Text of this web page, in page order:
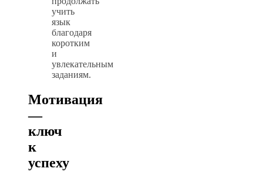
учить
язык
благодаря
коротким
и
увлекательным
заданиям.
Мотивация
—
ключ
к
успеху